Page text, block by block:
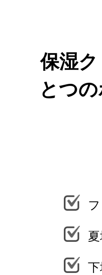
保湿
とつ